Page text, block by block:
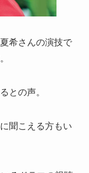
希さんの演技で
との声。
聞こえる方もい